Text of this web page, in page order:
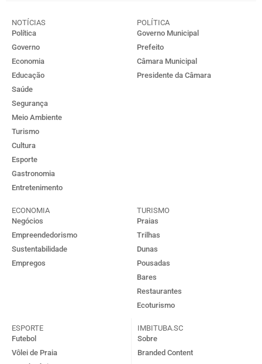
NOTÍCIAS
Política
Governo
Economia
Educação
Saúde
Segurança
Meio Ambiente
Turismo
Cultura
Esporte
Gastronomia
Entretenimento
POLÍTICA
Governo Municipal
Prefeito
Câmara Municipal
Presidente da Câmara
ECONOMIA
Negócios
Empreendedorismo
Sustentabilidade
Empregos
TURISMO
Praias
Trilhas
Dunas
Pousadas
Bares
Restaurantes
Ecoturismo
ESPORTE
Futebol
Vôlei de Praia
IMBITUBA.SC
Sobre
Branded Content